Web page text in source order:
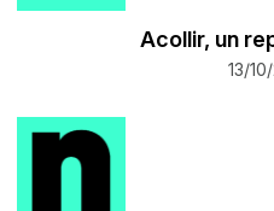
Acollir, un
13/